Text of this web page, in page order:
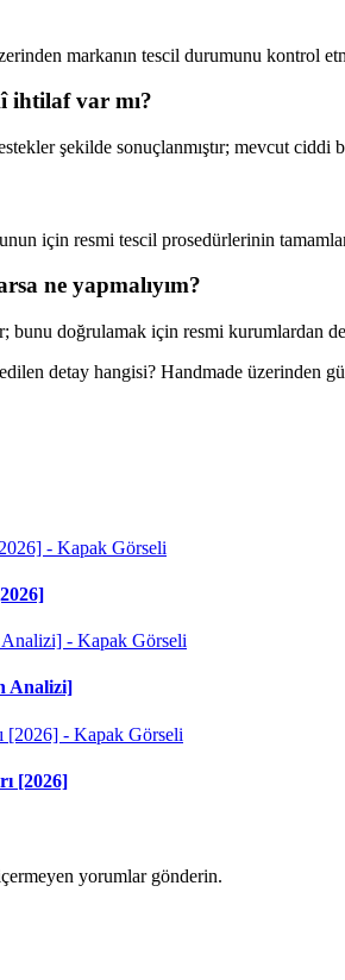
markanın tescil durumunu kontrol
ihtilaf var mı?
şekilde sonuçlanmıştır; mevcut ciddi
için resmi tescil prosedürlerinin
ne yapmalıyım?
doğrulamak için resmi kurumlardan
detay hangisi? Handmade
Analizi]
[2026]
yorumlar gönderin.